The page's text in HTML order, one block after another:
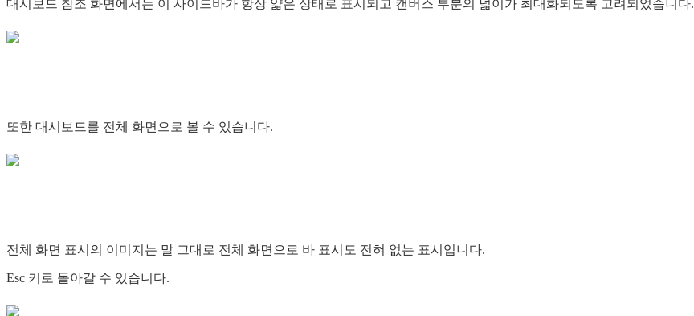
대시보드 참조 화면에서는 이 사이드바가 항상 얇은 상태로 표시되고 캔버스 부분의 넓이가 최대화되도록 고려되었습니다.
또한 대시보드를 전체 화면으로 볼 수 있습니다.
전체 화면 표시의 이미지는 말 그대로 전체 화면으로 바 표시도 전혀 없는 표시입니다.
Esc 키로 돌아갈 수 있습니다.